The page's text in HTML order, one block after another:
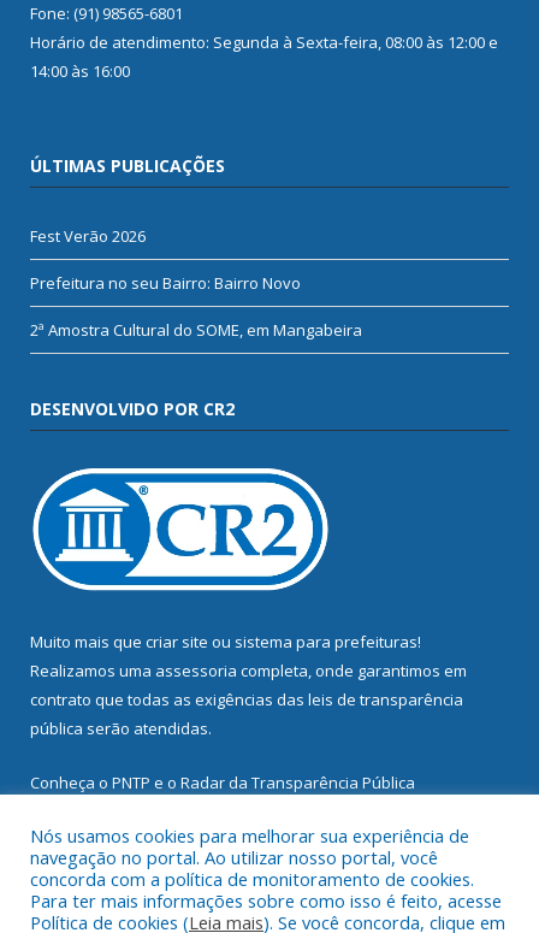
Fone: (91) 98565-6801
Horário de atendimento: Segunda à Sexta-feira, 08:00 às 12:00 e
14:00 às 16:00
ÚLTIMAS PUBLICAÇÕES
Fest Verão 2026
Prefeitura no seu Bairro: Bairro Novo
2ª Amostra Cultural do SOME, em Mangabeira
DESENVOLVIDO POR CR2
Muito mais que criar site ou sistema para prefeituras!
Realizamos uma assessoria completa, onde garantimos em
contrato que todas as exigências das leis de transparência
pública serão atendidas.
Conheça o PNTP e o Radar da Transparência Pública
Todos os direitos reservados a Prefeitura Municipal de
Nós usamos cookies para melhorar sua experiência de
navegação no portal. Ao utilizar nosso portal, você
concorda com a política de monitoramento de cookies.
Para ter mais informações sobre como isso é feito, acesse
Política de cookies (Leia mais). Se você concorda, clique em